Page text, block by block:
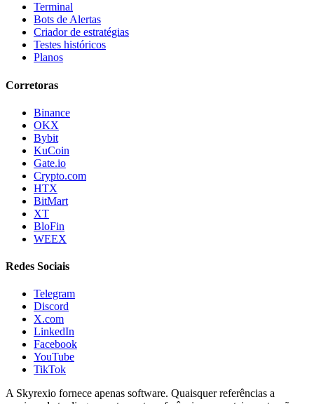
Terminal
Bots de Alertas
Criador de estratégias
Testes históricos
Planos
Corretoras
Binance
OKX
Bybit
KuCoin
Gate.io
Crypto.com
HTX
BitMart
XT
BloFin
WEEX
Redes Sociais
Telegram
Discord
X.com
LinkedIn
Facebook
YouTube
TikTok
A Skyrexio fornece apenas software. Quaisquer referências a